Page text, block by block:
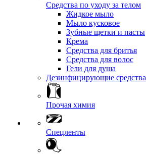
Средства по уходу за телом
Жидкое мыло
Мыло кусковое
Зубные щетки и пасты
Крема
Средства для бритья
Средства для волос
Гели для душа
Дезинфицирующие средства
Прочая химия
Спецленты